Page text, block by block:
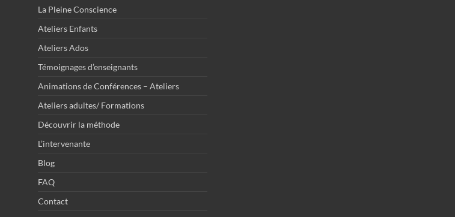
La Pleine Conscience
Ateliers Enfants
Ateliers Ados
Témoignages d’enseignants
Animations de Conférences – Ateliers
Ateliers adultes/ Formations
Découvrir la méthode
L’intervenante
Blog
FAQ
Contact